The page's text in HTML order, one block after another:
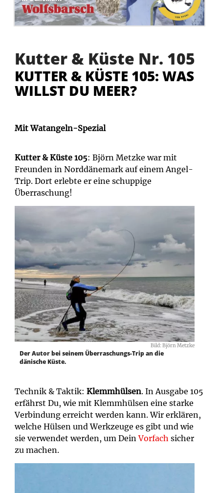
Kutter & Küste Nr. 105
KUTTER & KÜSTE 105: WAS
WILLST DU MEER?
Mit Watangeln-Spezial
Kutter & Küste 105: Björn Metzke war mit
Freunden in Norddänemark auf einem Angel-
Trip. Dort erlebte er eine schuppige
Überraschung!
Bild: Björn Metzke
Der Autor bei seinem Überraschungs-Trip an die
dänische Küste.
Technik & Taktik: Klemmhülsen. In Ausgabe 105
erfährst Du, wie mit Klemmhülsen eine starke
Verbindung erreicht werden kann. Wir erklären,
welche Hülsen und Werkzeuge es gibt und wie
sie verwendet werden, um DeinVorfach sicher
zu machen.